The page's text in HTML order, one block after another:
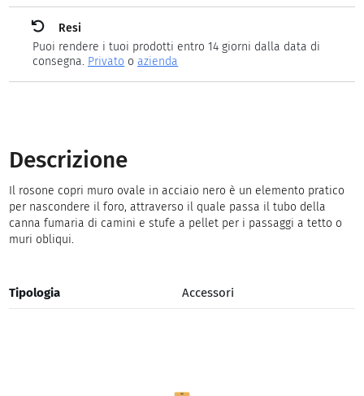
Resi
Puoi rendere i tuoi prodotti entro 14 giorni dalla data di
consegna. Privato oazienda
Descrizione
Il rosone copri muro ovale in acciaio nero è un elemento pratico
per nascondere il foro, attraverso il quale passa il tubo della
canna fumaria di camini e stufe a pellet per i passaggi a tetto o
muri obliqui.
Tipologia Accessori